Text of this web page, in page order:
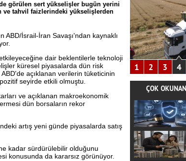
görülen sert yükselişler bugün yerini
ve tahvil faizlerindeki yükselişlerden
ABD/İsrail-İran Savaşı'ndan kaynaklı
dair beklentilerle teknoloji
küresel piyasalarda dün risk
ABD'de açıklanan verilerin tüketicinin
seyirde etkili olmuştu.
ve açıklanan makroekonomik
dün borsaların rekor
artış yeni günde piyasalarda satış
kadar sürdürülebilir olduğunu
konusunda da kararsız görünüyor.
1 2 3 4
ÇOK